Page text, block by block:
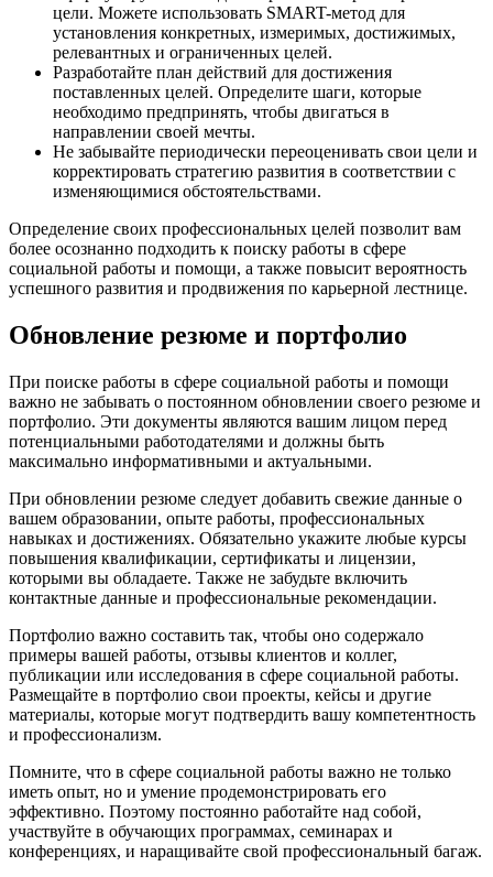
цели. Можете использовать SMART-метод для
установления конкретных, измеримых, достижимых,
релевантных и ограниченных целей.
Разработайте план действий для достижения
поставленных целей. Определите шаги, которые
необходимо предпринять, чтобы двигаться в
направлении своей мечты.
Не забывайте периодически переоценивать свои цели и
корректировать стратегию развития в соответствии с
изменяющимися обстоятельствами.
Определение своих профессиональных целей позволит вам
более осознанно подходить к поиску работы в сфере
социальной работы и помощи, а также повысит вероятность
успешного развития и продвижения по карьерной лестнице.
Обновление резюме и портфолио
При поиске работы в сфере социальной работы и помощи
важно не забывать о постоянном обновлении своего резюме и
портфолио. Эти документы являются вашим лицом перед
потенциальными работодателями и должны быть
максимально информативными и актуальными.
При обновлении резюме следует добавить свежие данные о
вашем образовании, опыте работы, профессиональных
навыках и достижениях. Обязательно укажите любые курсы
повышения квалификации, сертификаты и лицензии,
которыми вы обладаете. Также не забудьте включить
контактные данные и профессиональные рекомендации.
Портфолио важно составить так, чтобы оно содержало
примеры вашей работы, отзывы клиентов и коллег,
публикации или исследования в сфере социальной работы.
Размещайте в портфолио свои проекты, кейсы и другие
материалы, которые могут подтвердить вашу компетентность
и профессионализм.
Помните, что в сфере социальной работы важно не только
иметь опыт, но и умение продемонстрировать его
эффективно. Поэтому постоянно работайте над собой,
участвуйте в обучающих программах, семинарах и
конференциях, и наращивайте свой профессиональный багаж.